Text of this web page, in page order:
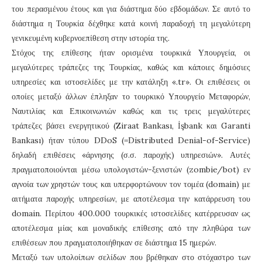
του περασμένου έτους και για διάστημα δύο εβδομάδων. Σε αυτό το
διάστημα η Τουρκία δέχθηκε κατά κοινή παραδοχή τη μεγαλύτερη
γενικευμένη κυβερνοεπίθεση στην ιστορία της.
Στόχος της επίθεσης ήταν ορισμένα τουρκικά Υπουργεία, οι
μεγαλύτερες τράπεζες της Τουρκίας, καθώς και κάποιες δημόσιες
υπηρεσίες και ιστοσελίδες με την κατάληξη «.tr». Οι επιθέσεις οι
οποίες μεταξύ άλλων έπληξαν το τουρκικό Υπουργείο Μεταφορών,
Ναυτιλίας και Επικοινωνιών καθώς και τις τρεις μεγαλύτερες
τράπεζες βάσει ενεργητικού (Ziraat Bankası, İşbank και Garanti
Bankası) ήταν τύπου DDoS (=Distributed Denial-of-Service)
δηλαδή επιθέσεις «άρνησης (σ.σ. παροχής) υπηρεσιών». Αυτές
πραγματοποιούνται μέσω υπολογιστών-ξενιστών (zombie/bot) εν
αγνοία των χρηστών τους και υπερφορτώνουν τον τομέα (domain) με
αιτήματα παροχής υπηρεσίων, με αποτέλεσμα την κατάρρευση του
domain. Περίπου 400.000 τουρκικές ιστοσελίδες κατέρρευσαν ως
αποτέλεσμα μίας και μοναδικής επίθεσης από την πληθώρα των
επιθέσεων που πραγματοποιήθηκαν σε διάστημα 15 ημερών.
Μεταξύ των υπολοίπων σελίδων που βρέθηκαν στο στόχαστρο των